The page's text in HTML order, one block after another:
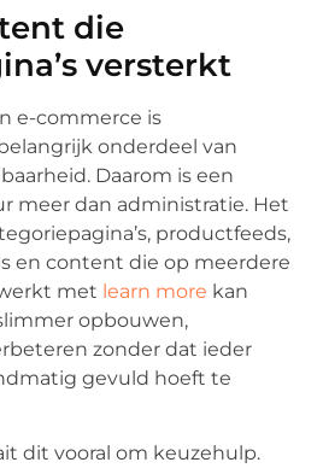
die
versterkt
e-commerce is
onderdeel van
Daarom is een
meer dan administratie. Het
productfeeds,
en content die op meerdere
met learn more kan
opbouwen,
zonder dat ieder
gevuld hoeft te
dit vooral om keuzehulp.